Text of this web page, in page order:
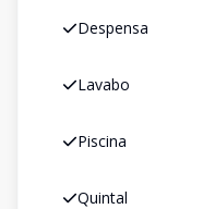
Despensa
Lavabo
Piscina
Quintal